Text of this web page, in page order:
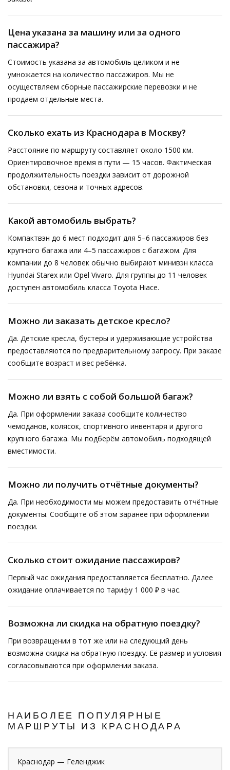
Цена указана за машину или за одного
пассажира?
Стоимость указана за автомобиль целиком и не
умножается на количество пассажиров. Мы не
осуществляем сборные пассажирские перевозки и не
продаём отдельные места.
Сколько ехать из Краснодара в Москву?
Расстояние по маршруту составляет около 1500 км.
Ориентировочное время в пути — 15 часов. Фактическая
продолжительность поездки зависит от дорожной
обстановки, сезона и точных адресов.
Какой автомобиль выбрать?
Компактвэн до 6 мест подходит для 5–6 пассажиров без
крупного багажа или 4–5 пассажиров с багажом. Для
компании до 8 человек обычно выбирают минивэн класса
Hyundai Starex или Opel Vivaro. Для группы до 11 человек
доступен автомобиль класса Toyota Hiace.
Можно ли заказать детское кресло?
Да. Детские кресла, бустеры и удерживающие устройства
предоставляются по предварительному запросу. При заказе
сообщите возраст и вес ребёнка.
Можно ли взять с собой большой багаж?
Да. При оформлении заказа сообщите количество
чемоданов, колясок, спортивного инвентаря и другого
крупного багажа. Мы подберём автомобиль подходящей
вместимости.
Можно ли получить отчётные документы?
Да. При необходимости мы можем предоставить отчётные
документы. Сообщите об этом заранее при оформлении
поездки.
Сколько стоит ожидание пассажиров?
Первый час ожидания предоставляется бесплатно. Далее
ожидание оплачивается по тарифу 1 000 ₽ в час.
Возможна ли скидка на обратную поездку?
При возвращении в тот же или на следующий день
возможна скидка на обратную поездку. Её размер и условия
согласовываются при оформлении заказа.
НАИБОЛЕЕ ПОПУЛЯРНЫЕ
МАРШРУТЫ ИЗ КРАСНОДАРА
Краснодар — Геленджик